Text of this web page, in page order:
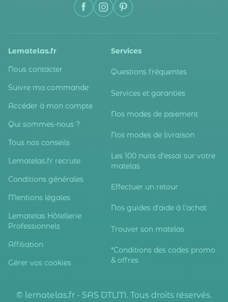
Lematelas.fr
Nous contacter
Suivre ma commande
Accéder à mon compte
Qui sommes-nous ?
Tous nos conseils
Lematelas.fr recrute
Conditions générales
Mentions légales
Lematelas Hôtellerie
Professionnels
Affiliation
Gérer vos cookies
Services
Questions fréquentes
Services et garanties
Nos modes de paiement
Nos modes de livraison
Les 100 nuits d'essai sur votre
matelas
Effectuer un retour
Nos guides d'aide à l'achat
Trouver son matelas
*Conditions des codes promo
& offres
© lematelas.fr - SAS DTLM. Tous droits réservés.